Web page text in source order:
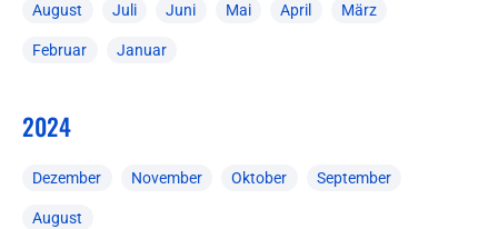
August Juli Juni Mai April März
Februar Januar
2024
Dezember November Oktober September
August